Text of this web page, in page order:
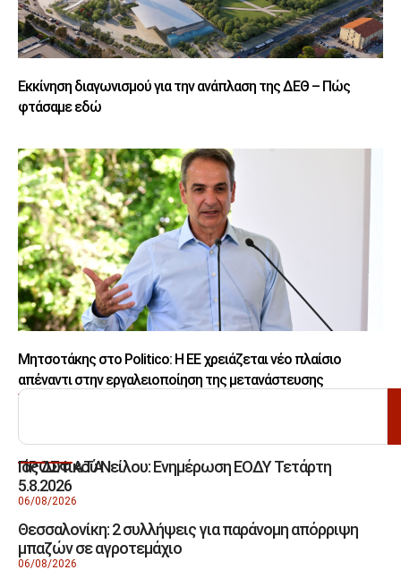
Εκκίνηση διαγωνισμού για την ανάπλαση της ΔΕΘ – Πώς
φτάσαμε εδώ
Μητσοτάκης στο Politico: Η ΕΕ χρειάζεται νέο πλαίσιο
απέναντι στην εργαλειοποίηση της μετανάστευσης
ΑΝΑΖΗΤΗΣΗ
ΠΡΟΣΦΑΤΑ
Ιός Δυτικού Νείλου: Ενημέρωση ΕΟΔΥ Τετάρτη
5.8.2026
06/08/2026
Θεσσαλονίκη: 2 συλλήψεις για παράνομη απόρριψη
μπαζών σε αγροτεμάχιο
06/08/2026